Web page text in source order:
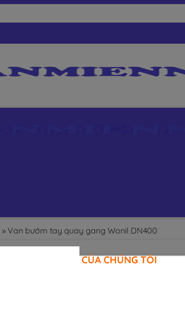
» Van bướm tay quay gang Wonil DN400
CAM KẾT CỦA CHÚNG TÔI